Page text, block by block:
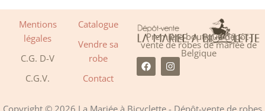
Mentions
légales
C.G. D-V
C.G.V.
Catalogue
Vendre sa
robe
Contact
Première boutique dépôt-
vente de robes de mariée de
Belgique
F
a
c
o
I
n
s
g
Copyright © 2026 La Mariée à Bicyclette - Dépôt-vente de robes